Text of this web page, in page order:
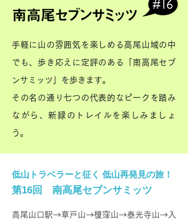
手軽に山の雰囲気を楽しめる高尾山域の中
でも、歩き応えに定評のある「南高尾セブ
ンサミッツ」を歩きます。
その名の通り七つの代表的なピークを踏み
ながら、新緑のトレイルを楽しみましょ
う。
低山トラベラーと征く 低山再発見の旅！
第16回 南高尾セブンサミッツ
高尾山口駅→草戸山→榎窪山→泰光寺山→入